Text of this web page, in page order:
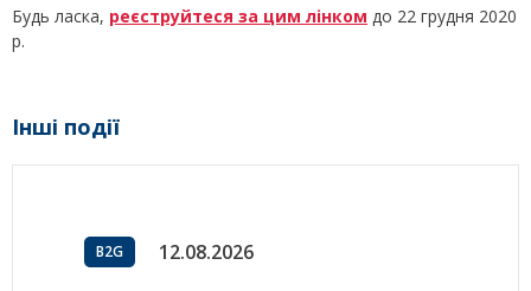
Будь ласка, реєструйтеся за цим лінком до 22 грудня 2020
р.
Інші події
B2G 12.08.2026